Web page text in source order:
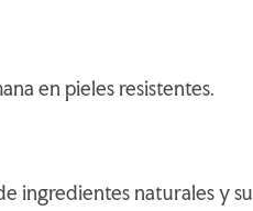
en pieles resistentes.
ingredientes naturales y su